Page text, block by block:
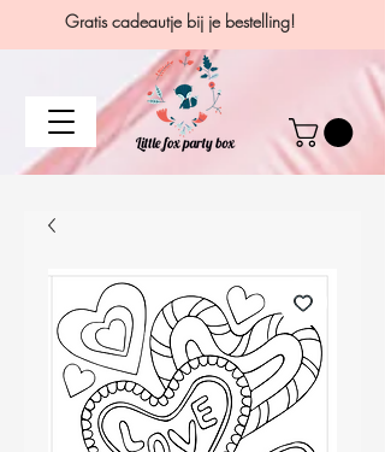
Gratis cadeautje bij je bestelling!